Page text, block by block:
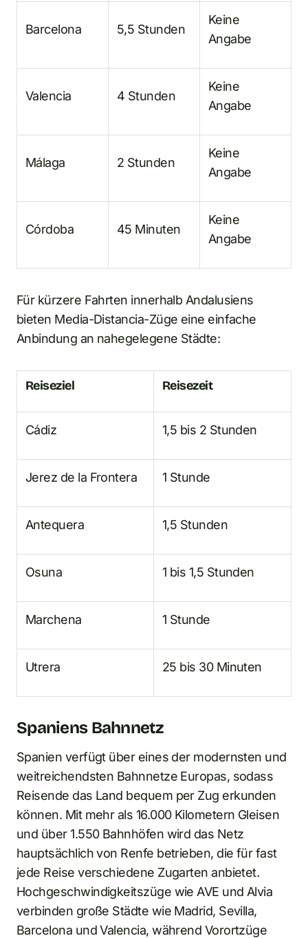
Barcelona 5,5 Stunden
Keine
Angabe
Valencia 4 Stunden
Keine
Angabe
Málaga 2 Stunden
Keine
Angabe
Córdoba 45 Minuten
Keine
Angabe
Für kürzere Fahrten innerhalb Andalusiens
bieten Media-Distancia-Züge eine einfache
Anbindung an nahegelegene Städte:
Reiseziel Reisezeit
Cádiz 1,5 bis 2 Stunden
Jerez de la Frontera 1 Stunde
Antequera 1,5 Stunden
Osuna 1 bis 1,5 Stunden
Marchena 1 Stunde
Utrera 25 bis 30 Minuten
Spaniens Bahnnetz
Spanien verfügt über eines der modernsten und
weitreichendsten Bahnnetze Europas, sodass
Reisende das Land bequem per Zug erkunden
können. Mit mehr als 16.000 Kilometern Gleisen
und über 1.550 Bahnhöfen wird das Netz
hauptsächlich von Renfe betrieben, die für fast
jede Reise verschiedene Zugarten anbietet.
Hochgeschwindigkeitszüge wie AVE und Alvia
verbinden große Städte wie Madrid, Sevilla,
Barcelona und Valencia, während Vorortzüge